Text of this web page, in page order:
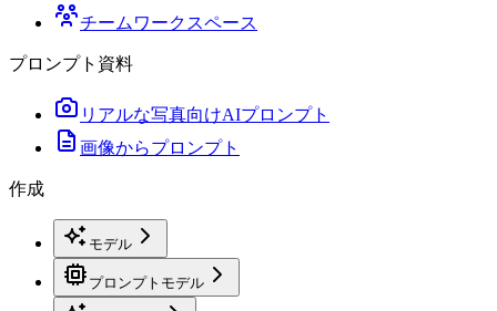
チームワークスペース
プロンプト資料
リアルな写真向けAIプロンプト
画像からプロンプト
作成
モデル
プロンプトモデル